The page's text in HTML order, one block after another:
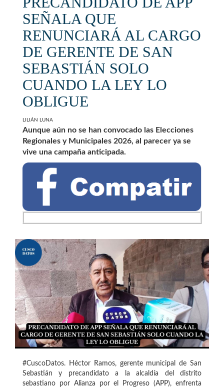
SEÑALA QUE
RENUNCIARÁ AL CARGO
DE GERENTE DE SAN
SEBASTIÁN SOLO
CUANDO LA LEY LO
OBLIGUE
LILIÁN LUNA
Aunque aún no se han convocado las Elecciones
Regionales y Municipales 2026, al parecer ya se
vive una campaña anticipada.
#CuscoDatos. Héctor Ramos, gerente municipal de San
Sebastián y precandidato a la alcaldía del distrito
sebastiano por Alianza por el Progreso (APP), enfrenta